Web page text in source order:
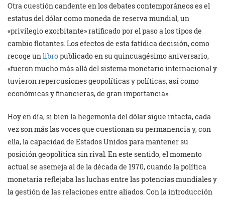
Otra cuestión candente en los debates contemporáneos es el
estatus del dólar como moneda de reserva mundial, un
«privilegio exorbitante» ratificado por el paso a los tipos de
cambio flotantes. Los efectos de esta fatídica decisión, como
recoge un libropublicado en su quincuagésimo aniversario,
«fueron mucho más allá del sistema monetario internacional y
tuvieron repercusiones geopolíticas y políticas, así como
económicas y financieras, de gran importancia».
Hoy en día, si bien la hegemonía del dólar sigue intacta, cada
vez son más las voces que cuestionan su permanencia y, con
ella, la capacidad de Estados Unidos para mantener su
posición geopolítica sin rival. En este sentido, el momento
actual se asemeja al de la década de 1970, cuando la política
monetaria reflejaba las luchas entre las potencias mundiales y
la gestión de las relaciones entre aliados. Con la introducción